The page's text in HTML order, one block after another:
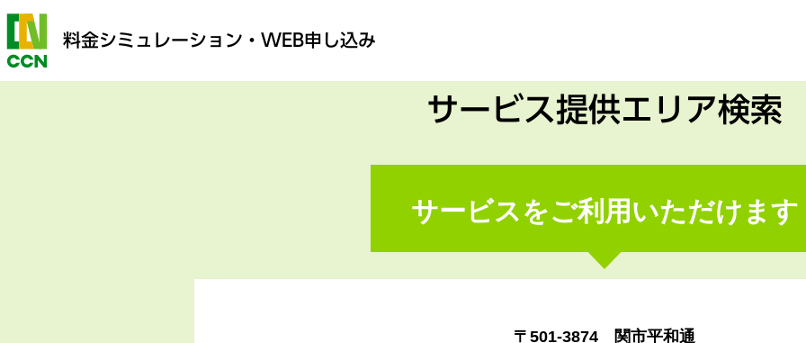
料金シミュレーション ・WEB申し込み
サービス提供エリア検索
サービスをご利用いただけます
〒501-3874 関市平和通